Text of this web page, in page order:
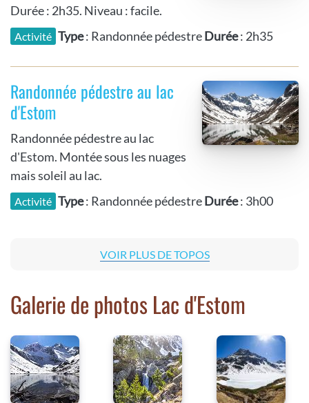
Durée : 2h35. Niveau : facile.
Activité Type: Randonnée pédestreDurée: 2h35
Randonnée pédestre au lac
d'Estom
Randonnée pédestre au lac
d'Estom. Montée sous les nuages
mais soleil au lac.
Activité Type: Randonnée pédestreDurée: 3h00
VOIR PLUS DE TOPOS
Galerie de photos Lac d'Estom